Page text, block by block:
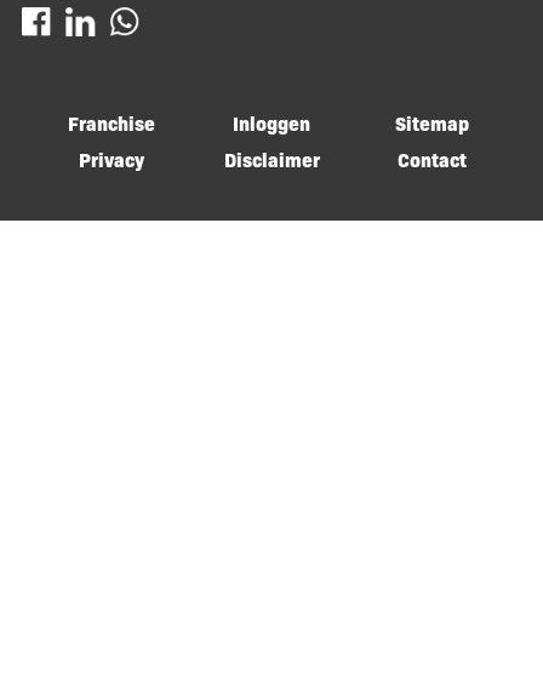
Franchise Inloggen
Sitemap
Privacy
Disclaimer Contact